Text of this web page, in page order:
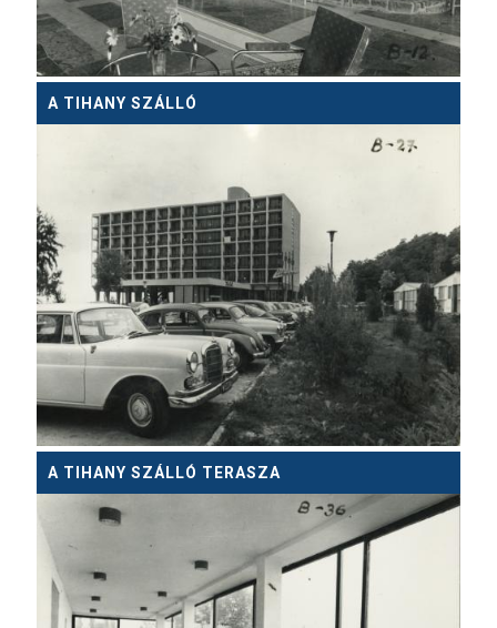
A TIHANY SZÁLLÓ
A TIHANY SZÁLLÓ TERASZA